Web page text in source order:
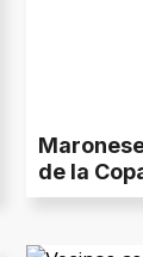
de la